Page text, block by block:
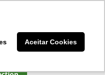
Aceitar Cookies
Sobre nós